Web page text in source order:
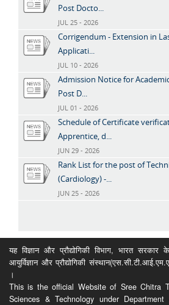
Post Docto...
JUL 25 - 2026
Corrigendum - Extension in
Applicati...
JUL 10 - 2026
Admission Notice for
Post D...
JUL 01 - 2026
Schedule of Certificate
Apprentice, d...
JUN 29 - 2026
Rank List for the post of
(Cardiology) -...
JUN 25 - 2026
यह विज्ञान और प्रौद्योगिकी विभाग, भारत
आयुर्विज्ञान और प्रौद्योगिकी
।
This is the official Website of Sree Chitra
Sciences & Technology under